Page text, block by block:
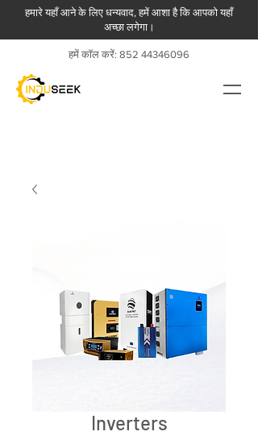
हमारे यहाँ आने के लिए धन्यवाद, हमें आशा है कि आपको यहाँ
अच्छा लगेगा।
हमें कॉल करें: 852 44346096
Inverters